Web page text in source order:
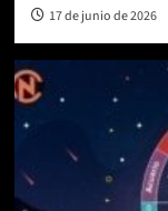
17 de junio de 2026